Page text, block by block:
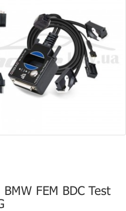
FEM BDC Test